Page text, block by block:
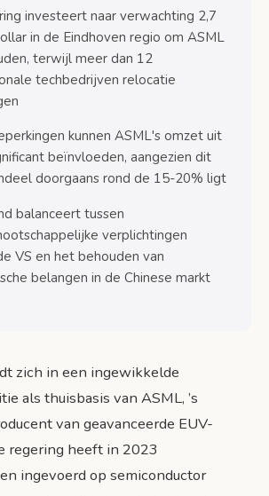
chipoorlog voor Nederlandse
en economie
Economische impact exportbeperkingen
Toekomstperspectief Nederlandse
semiconductor sector
investeert naar verwachting 2,7
in de Eindhoven regio om ASML
terwijl meer dan 12
techbedrijven relocatie
kunnen ASML's omzet uit
beïnvloeden, aangezien dit
doorgaans rond de 15-20% ligt
balanceert tussen
verplichtingen
VS en het behouden van
belangen in de Chinese markt
zich in een ingewikkelde
als thuisbasis van ASML, ’s
van geavanceerde EUV-
regering heeft in 2023
ingevoerd op semiconductor